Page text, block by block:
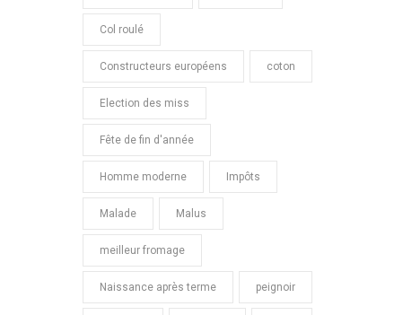
Col roulé
Constructeurs européens coton
Election des miss
Fête de fin d'année
Homme moderne Impôts
Malade Malus
meilleur fromage
Naissance après terme peignoir